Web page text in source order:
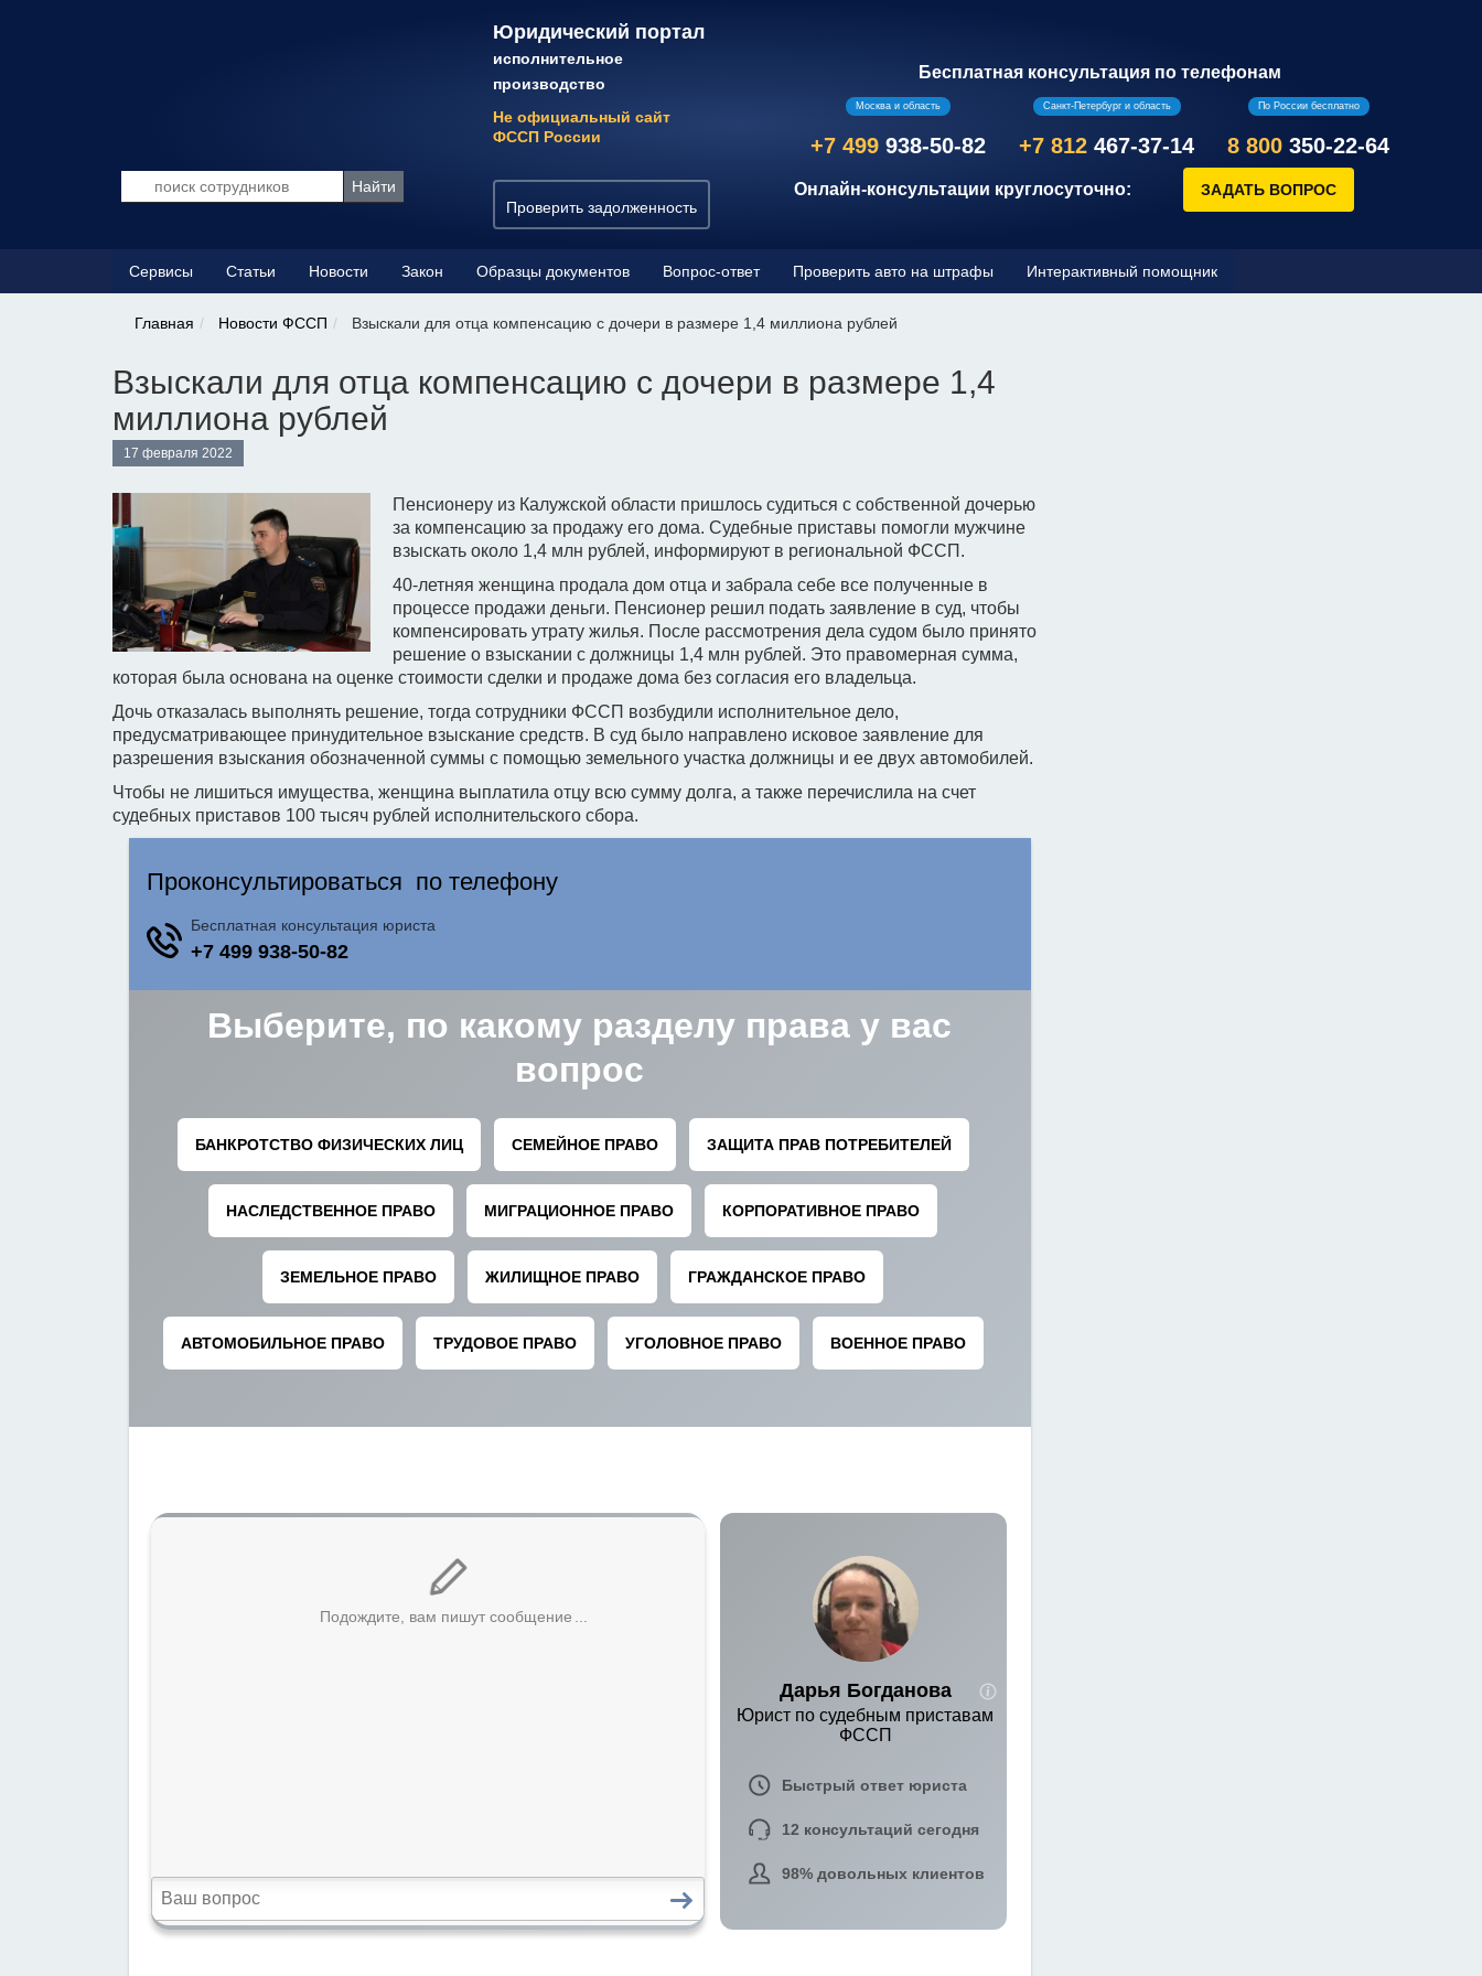
Юридический портал
исполнительное
производство
Не официальный сайт
ФССП России
Проверить задолженность
Бесплатная консультация по телефонам
Москва и область
+7 499 938-50-82
Санкт-Петербург и область
+7 812 467-37-14
По России бесплатно
8 800 350-22-64
Онлайн-консультации круглосуточно:
Сервисы Статьи Новости Закон Образцы документов Вопрос-ответ Проверить авто на штрафы Интерактивный помощник
Главная Новости ФССП Взыскали для отца компенсацию с дочери в размере 1,4 миллиона рублей
Взыскали для отца компенсацию с дочери в размере 1,4
миллиона рублей
17 февраля 2022
Пенсионеру из Калужской области пришлось судиться с собственной дочерью
за компенсацию за продажу его дома. Судебные приставы помогли мужчине
взыскать около 1,4 млн рублей, информируют в региональной ФССП.
40-летняя женщина продала дом отца и забрала себе все полученные в
процессе продажи деньги. Пенсионер решил подать заявление в суд, чтобы
компенсировать утрату жилья. После рассмотрения дела судом было принято
решение о взыскании с должницы 1,4 млн рублей. Это правомерная сумма,
которая была основана на оценке стоимости сделки и продаже дома без согласия его владельца.
Дочь отказалась выполнять решение, тогда сотрудники ФССП возбудили исполнительное дело,
предусматривающее принудительное взыскание средств. В суд было направлено исковое заявление для
разрешения взыскания обозначенной суммы с помощью земельного участка должницы и ее двух автомобилей.
Чтобы не лишиться имущества, женщина выплатила отцу всю сумму долга, а также перечислила на счет
судебных приставов 100 тысяч рублей исполнительского сбора.